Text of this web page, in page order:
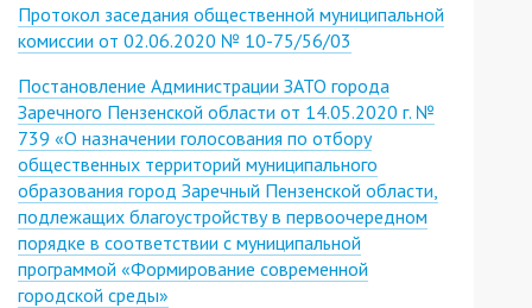
Протокол заседания общественной муниципальной
комиссии от 02.06.2020 № 10-75/56/03
Постановление Администрации ЗАТО города
Заречного Пензенской области от 14.05.2020 г. №
739 «О назначении голосования по отбору
общественных территорий муниципального
образования город Заречный Пензенской области,
подлежащих благоустройству в первоочередном
порядке в соответствии с муниципальной
программой «Формирование современной
городской среды»